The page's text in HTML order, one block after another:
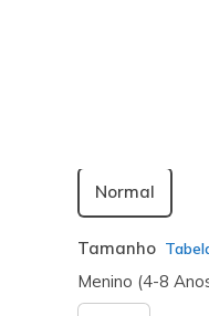
Normal
Tamanho
Menino (4-8